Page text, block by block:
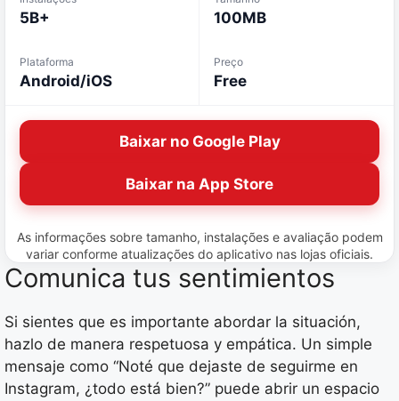
5B+ 100MB
Plataforma
Android/iOS
Preço
Free
Baixar no Google Play
Baixar na App Store
As informações sobre tamanho, instalações e avaliação podem
variar conforme atualizações do aplicativo nas lojas oficiais.
Comunica tus sentimientos
Si sientes que es importante abordar la situación,
hazlo de manera respetuosa y empática. Un simple
mensaje como “Noté que dejaste de seguirme en
Instagram, ¿todo está bien?” puede abrir un espacio